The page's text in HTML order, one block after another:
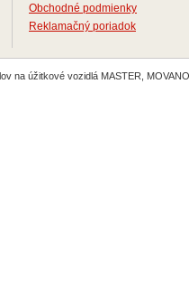
Obchodné podmienky
Reklamačný poriadok
na úžitkové vozidlá MASTER,